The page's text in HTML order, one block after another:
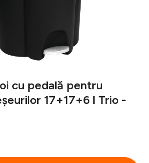
cu pedală pentru
17+17+6 l Trio -